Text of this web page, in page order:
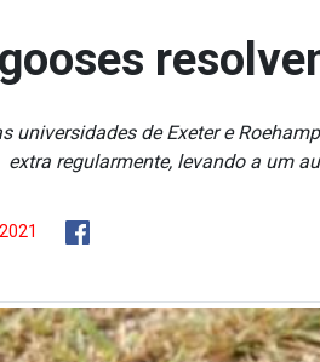
universidades de Exeter e
extra regularmente, levando a um